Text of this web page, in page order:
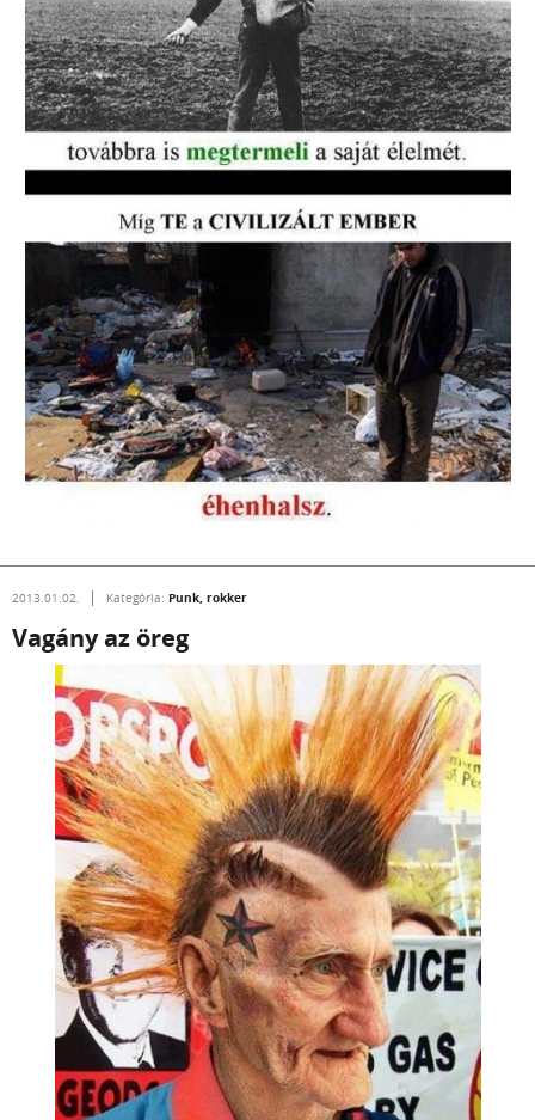
2013.01.02. Kategória: Punk, rokker
Vagány az öreg